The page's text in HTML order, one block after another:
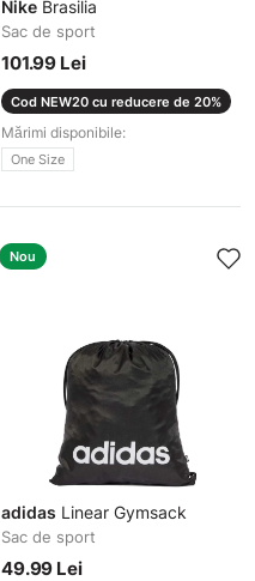
Nike Brasilia
Sac de sport
101.99 Lei
Cod NEW20 cu reducere de 20%
Mărimi disponibile:
One Size
Nou
adidas Linear Gymsack
Sac de sport
49.99 Lei